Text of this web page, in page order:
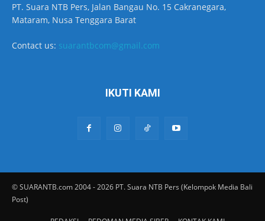
PT. Suara NTB Pers, Jalan Bangau No. 15 Cakranegara,
Mataram, Nusa Tenggara Barat
Contact us: suarantbcom@gmail.com
IKUTI KAMI
© SUARANTB.com 2004 - 2026 PT. Suara NTB Pers (Kelompok Media Bali
Post)